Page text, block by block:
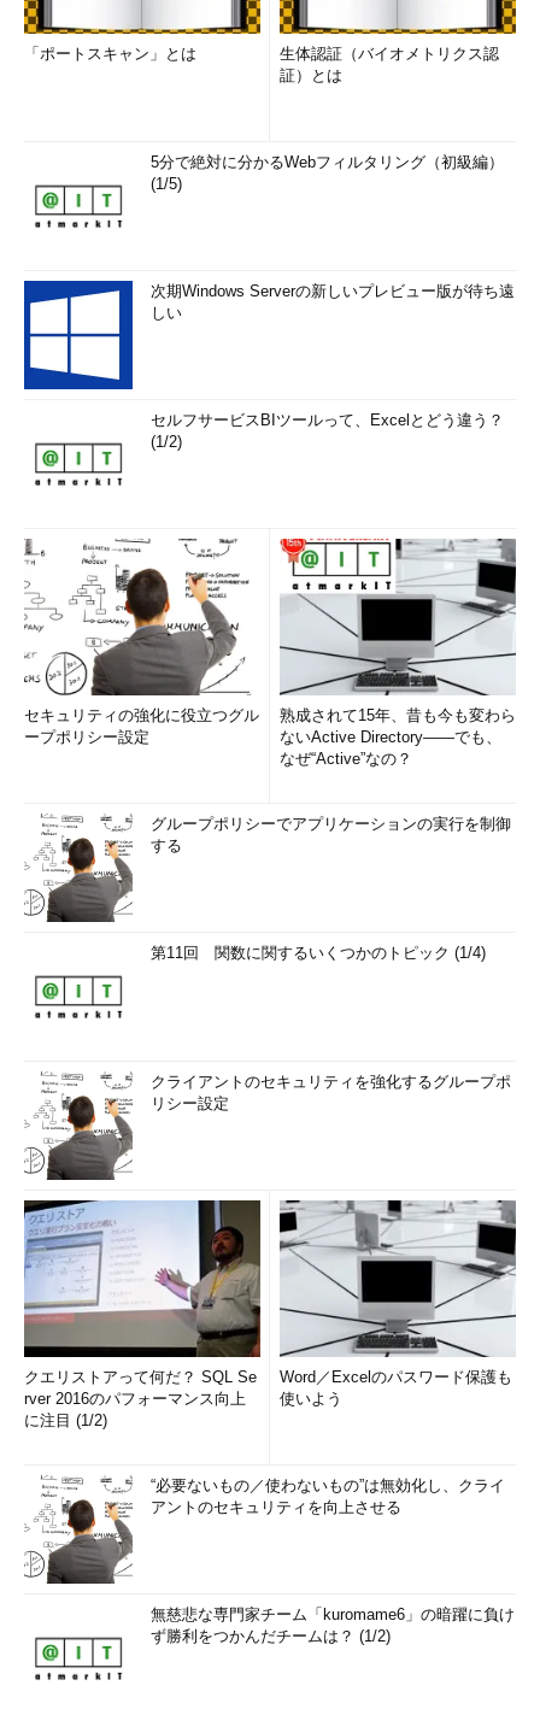
「ポートスキャン」とは
生体認証（バイオメトリクス認
証）とは
5分で絶対に分かるWebフィルタリング（初級編）
(1/5)
次期Windows Serverの新しいプレビュー版が待ち遠
しい
セルフサービスBIツールって、Excelとどう違う？
(1/2)
セキュリティの強化に役立つグル
ープポリシー設定
熟成されて15年、昔も今も変わら
ないActive Directory――でも、
なぜ“Active”なの？
グループポリシーでアプリケーションの実行を制御
する
第11回 関数に関するいくつかのトピック (1/4)
クライアントのセキュリティを強化するグループポ
リシー設定
クエリストアって何だ？ SQL Se
rver 2016のパフォーマンス向上
に注目 (1/2)
Word／Excelのパスワード保護も
使いよう
“必要ないもの／使わないもの”は無効化し、クライ
アントのセキュリティを向上させる
無慈悲な専門家チーム「kuromame6」の暗躍に負け
ず勝利をつかんだチームは？ (1/2)